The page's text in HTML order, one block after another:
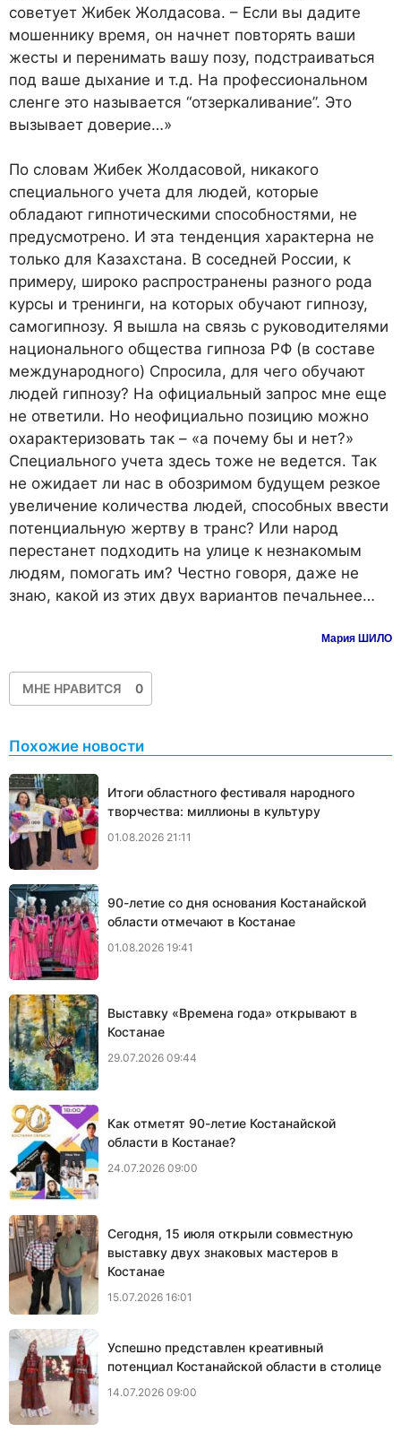
советует Жибек Жолдасова. – Если вы дадите
мошеннику время, он начнет повторять ваши
жесты и перенимать вашу позу, подстраиваться
под ваше дыхание и т.д. На профессиональном
сленге это называется “отзеркаливание”. Это
вызывает доверие…»
По словам Жибек Жолдасовой, никакого
специального учета для людей, которые
обладают гипнотическими способностями, не
предусмотрено. И эта тенденция характерна не
только для Казахстана. В соседней России, к
примеру, широко распространены разного рода
курсы и тренинги, на которых обучают гипнозу,
самогипнозу. Я вышла на связь с руководителями
национального общества гипноза РФ (в составе
международного) Спросила, для чего обучают
людей гипнозу? На официальный запрос мне еще
не ответили. Но неофициально позицию можно
охарактеризовать так – «а почему бы и нет?»
Специального учета здесь тоже не ведется. Так
не ожидает ли нас в обозримом будущем резкое
увеличение количества людей, способных ввести
потенциальную жертву в транс? Или народ
перестанет подходить на улице к незнакомым
людям, помогать им? Честно говоря, даже не
знаю, какой из этих двух вариантов печальнее…
Мария ШИЛО
МНЕ НРАВИТСЯ 0
Похожие новости
Итоги областного фестиваля народного
творчества: миллионы в культуру
01.08.2026 21:11
90-летие со дня основания Костанайской
области отмечают в Костанае
01.08.2026 19:41
Выставку «Времена года» открывают в
Костанае
29.07.2026 09:44
Как отметят 90-летие Костанайской
области в Костанае?
24.07.2026 09:00
Сегодня, 15 июля открыли совместную
выставку двух знаковых мастеров в
Костанае
15.07.2026 16:01
Успешно представлен креативный
потенциал Костанайской области в столице
14.07.2026 09:00